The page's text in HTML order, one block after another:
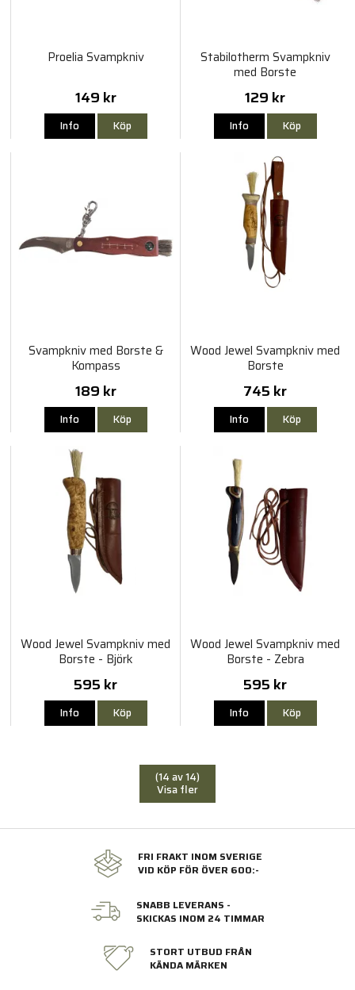
Proelia Svampkniv
149 kr
Info Köp
Stabilotherm Svampkniv
med Borste
129 kr
Info Köp
Svampkniv med Borste &
Kompass
189 kr
Info Köp
Wood Jewel Svampkniv med
Borste
745 kr
Info Köp
Wood Jewel Svampkniv med
Borste - Björk
595 kr
Info Köp
Wood Jewel Svampkniv med
Borste - Zebra
595 kr
Info Köp
(14 av 14)
Visa fler
FRI FRAKT INOM SVERIGE
VID KÖP FÖR ÖVER 600:-
SNABB LEVERANS -
SKICKAS INOM 24 TIMMAR
STORT UTBUD FRÅN
KÄNDA MÄRKEN